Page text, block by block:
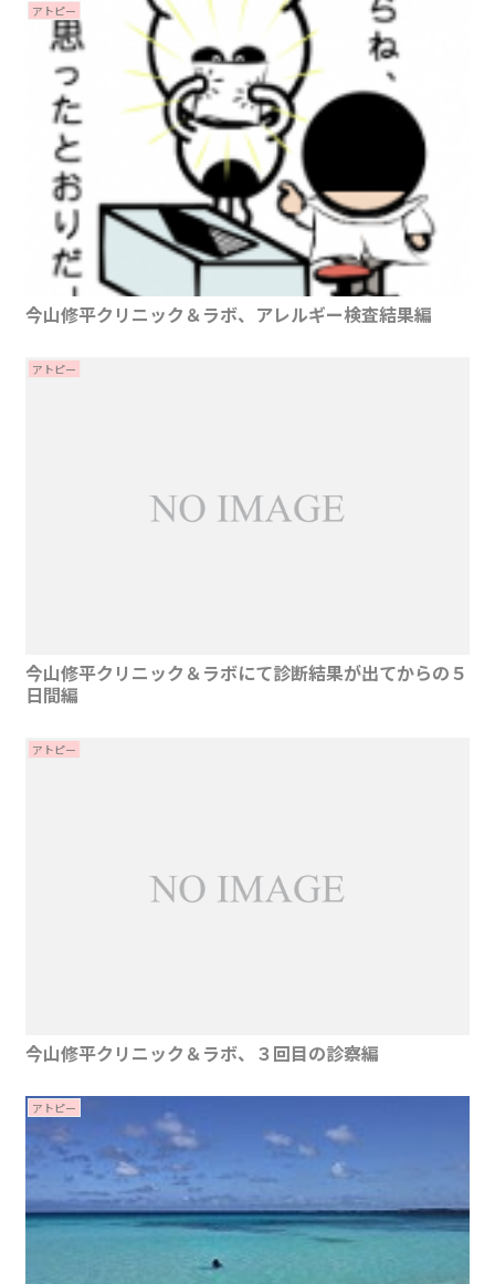
アトピー
今山修平クリニック＆ラボ、アレルギー検査結果編
アトピー
今山修平クリニック＆ラボにて診断結果が出てからの５
日間編
アトピー
今山修平クリニック＆ラボ、３回目の診察編
アトピー